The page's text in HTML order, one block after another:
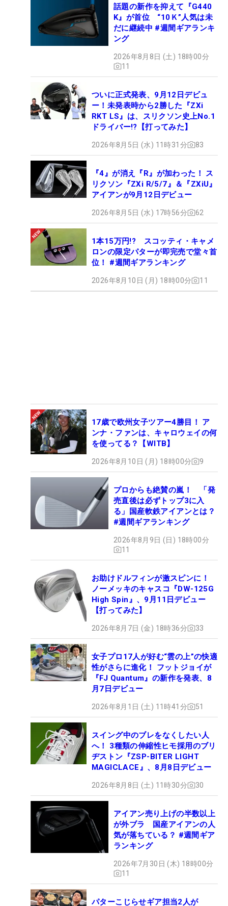
話題の新作を抑えて『G440
K』が首位 “10Ｋ”人気は未
だに継続中 #週間ギアランキ
ング
2026年8月8日 (土) 18時00分
11
ついに正式発表、9月12日デビュ
ー！未発表時から2勝した『ZXi
RKT LS』は、スリクソン史上No.1
ドライバー!?【打ってみた】
2026年8月5日 (水) 11時31分 83
『4』が消え『R』が加わった！ ス
リクソン『ZXi R/5/7』＆『ZXiU』
アイアンが9月12日デビュー
2026年8月5日 (水) 17時56分 62
1本15万円!? スコッティ・キャメ
ロンの限定パターが即完売で堂々首
位！ #週間ギアランキング
2026年8月10日 (月) 18時00分 11
17歳で欧州女子ツアー4勝目！ ア
ンナ・ファンは、キャロウェイの何
を使ってる？【WITB】
2026年8月10日 (月) 18時00分 9
プロからも絶賛の嵐！ 「発
売直後は必ずトップ3に入
る」国産軟鉄アイアンとは？
#週間ギアランキング
2026年8月9日 (日) 18時00分
11
お助けドルフィンが激スピンに！
ノーメッキのキャスコ『DW-125G
High Spin』、9月11日デビュー
【打ってみた】
2026年8月7日 (金) 18時36分 33
女子プロ17人が好む“雲の上”の快適
性がさらに進化！ フットジョイが
『FJ Quantum』の新作を発表、8
月7日デビュー
2026年8月1日 (土) 11時41分 51
スイング中のブレをなくしたい人
へ！ 3種類の伸縮性ヒモ採用のブリ
ヂストン『ZSP-BITER LIGHT
MAGICLACE』、8月8日デビュー
2026年8月8日 (土) 11時30分 30
アイアン売り上げの半数以上
が外ブラ 国産アイアンの人
気が落ちている？ #週間ギア
ランキング
2026年7月30日 (木) 18時00分
11
パターこじらせギア担当2人が